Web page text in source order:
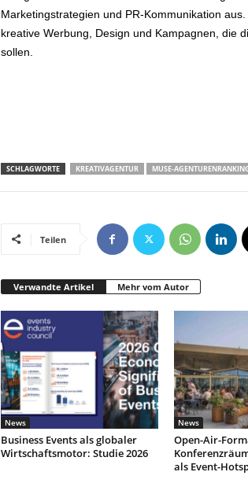
Marketingstrategien und PR-Kommunikation
kreative Werbung, Design und Kampagnen, die
sollen.
SCHLAGWORTE KREATIVAGENTUR MUSE-
Teilen
Verwandte Artikel Mehr vom Autor
News
Business Events als globaler
Wirtschaftsmotor: Studie 2026
News
Open-Air-
als Event-